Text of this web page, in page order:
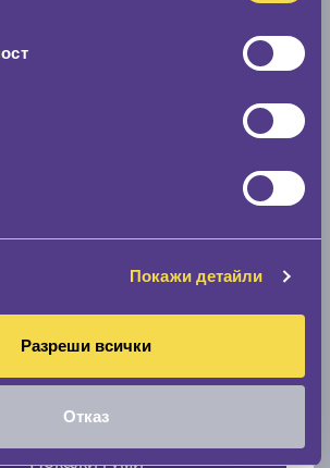
Покажи детайли
Разреши всички
Отказ
при 100
По марка автомобил
Покажи гуми